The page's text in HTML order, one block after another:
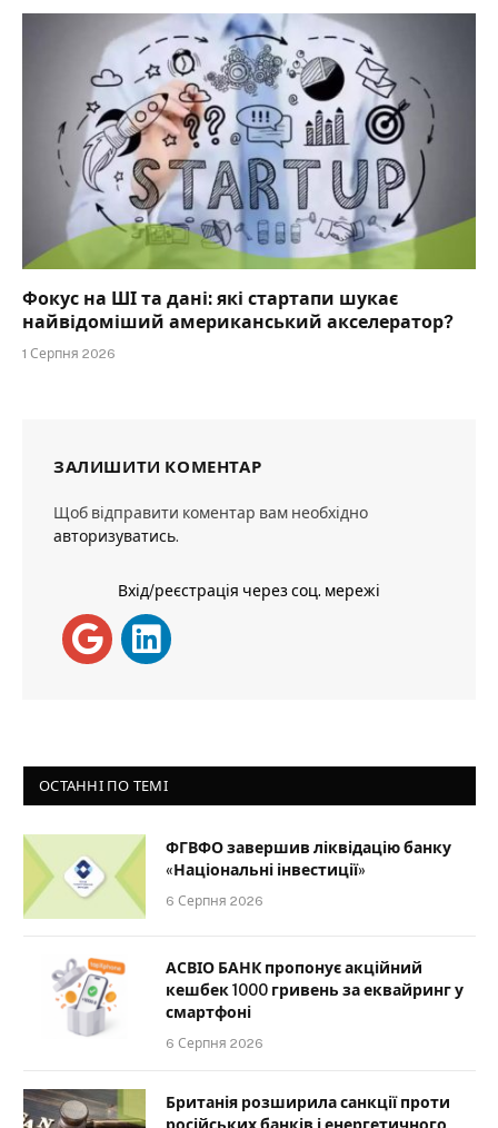
Фокус на ШІ та дані: які стартапи шукає
найвідоміший американський акселератор?
1 Серпня 2026
ЗАЛИШИТИ КОМЕНТАР
Щоб відправити коментар вам необхідно
авторизуватись.
Вхід/реєстрація через соц. мережі
ОСТАННІ ПО ТЕМІ
ФГВФО завершив ліквідацію банку
«Національні інвестиції»
6 Серпня 2026
АСВІО БАНК пропонує акційний
кешбек 1000 гривень за еквайринг у
смартфоні
6 Серпня 2026
Британія розширила санкції проти